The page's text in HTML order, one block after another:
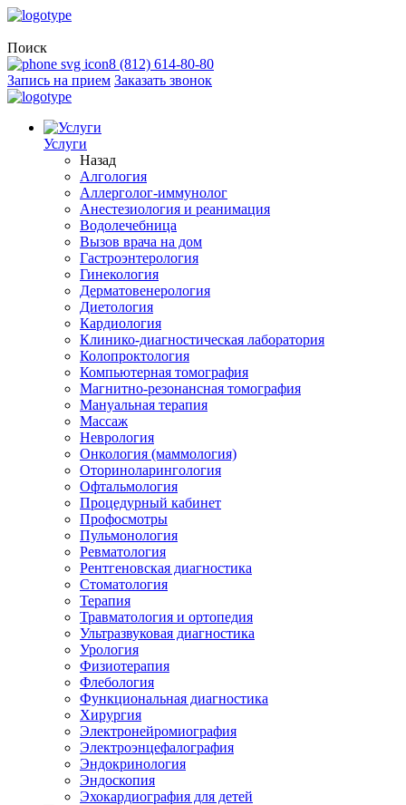
Поиск
8 (812) 614-80-80
Запись на прием Заказать звонок
Услуги
Назад
Алгология
Аллерголог-иммунолог
Анестезиология и реанимация
Водолечебница
Вызов врача на дом
Гастроэнтерология
Гинекология
Дерматовенерология
Диетология
Кардиология
Клинико-диагностическая лаборатория
Колопроктология
Компьютерная томография
Магнитно-резонансная томография
Мануальная терапия
Массаж
Неврология
Онкология (маммология)
Оториноларингология
Офтальмология
Процедурный кабинет
Профосмотры
Пульмонология
Ревматология
Рентгеновская диагностика
Стоматология
Терапия
Травматология и ортопедия
Ультразвуковая диагностика
Урология
Физиотерапия
Флебология
Функциональная диагностика
Хирургия
Электронейромиография
Электроэнцефалография
Эндокринология
Эндоскопия
Эхокардиография для детей